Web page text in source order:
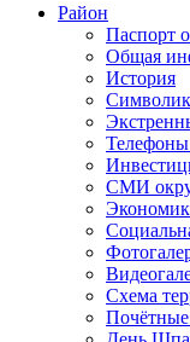
Район
Паспорт
Общая
История
СМИ
Схема
Почётные